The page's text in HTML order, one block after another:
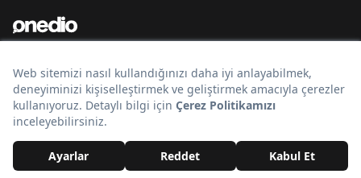
Bir markasıdır.